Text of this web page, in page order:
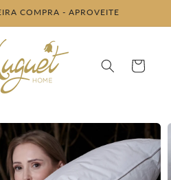
COMPRA - APROVEITE
Carrinho